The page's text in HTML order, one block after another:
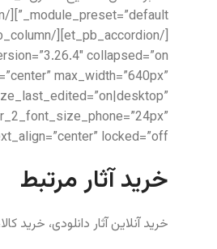
max_width=”640px”
locked=”off”]
خرید آثار مرتبط
خرید آنلاین آثار دانلودی، خرید